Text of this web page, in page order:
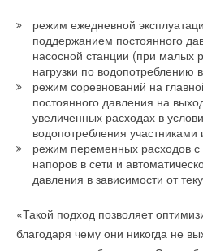
режим ежедневной
поддержанием постоянного
насосной станции (при малых
нагрузки по водопотреблению
режим соревнований на
постоянного давления на
увеличенных расходах в
водопотребления участниками
режим переменных расходов
напоров в сети и
давления в зависимости от
«Такой подход позволяет
благодаря чему они никогда не